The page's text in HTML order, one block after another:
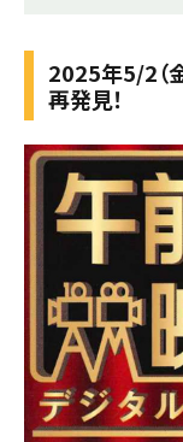
2025年5/2（
再発見！